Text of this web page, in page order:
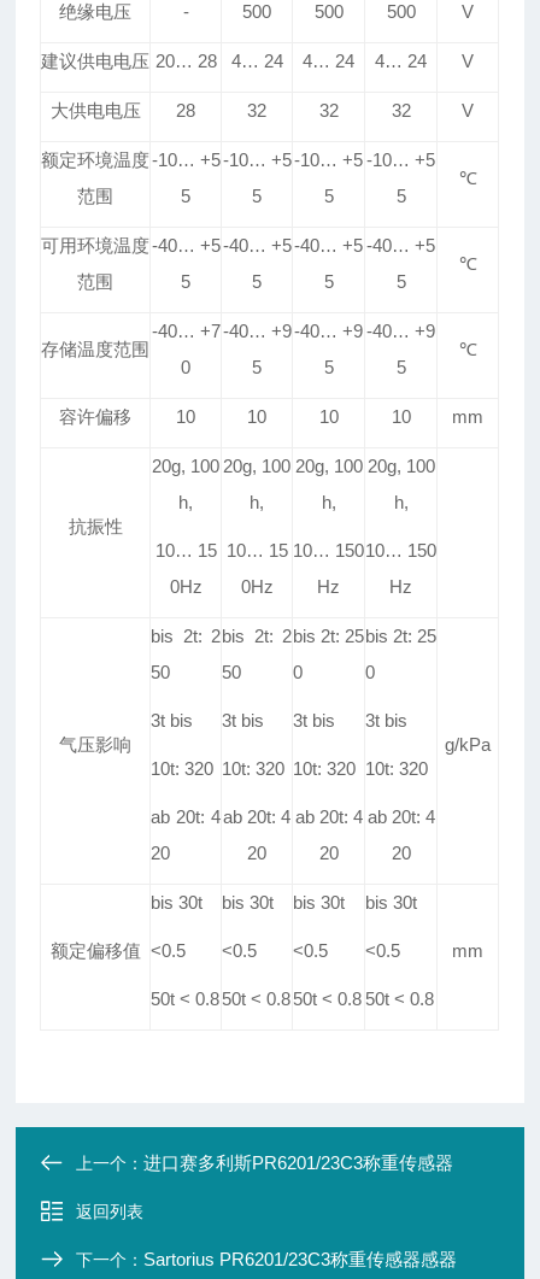
绝缘电压 - 500 500 500 V
建议供电电压 20… 28 4… 24 4… 24 4… 24 V
大供电电压 28 32 32 32 V
额定环境温度
范围
-10… +5
5
-10… +5
5
-10… +5
5
-10… +5
5
℃
可用环境温度
范围
-40… +5
5
-40… +5
5
-40… +5
5
-40… +5
5
℃
存储温度范围
-40… +7
0
-40… +9
5
-40… +9
5
-40… +9
5
℃
容许偏移 10 10 10 10 mm
抗振性
20g, 100
h,
10… 15
0Hz
20g, 100
h,
10… 15
0Hz
20g, 100
h,
10… 150
Hz
20g, 100
h,
10… 150
Hz
气压影响
bis 2t: 2
50
3t bis
10t: 320
ab 20t: 4
20
bis 2t: 2
50
3t bis
10t: 320
ab 20t: 4
20
bis 2t: 25
0
3t bis
10t: 320
ab 20t: 4
20
bis 2t: 25
0
3t bis
10t: 320
ab 20t: 4
20
g/kPa
额定偏移值
bis 30t
<0.5
50t < 0.8
bis 30t
<0.5
50t < 0.8
bis 30t
<0.5
50t < 0.8
bis 30t
<0.5
50t < 0.8
mm
上一个：进口赛多利斯PR6201/23C3称重传感器
返回列表
下一个： Sartorius PR6201/23C3称重传感器感器